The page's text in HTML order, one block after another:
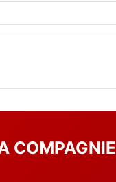
COMPAGNIE